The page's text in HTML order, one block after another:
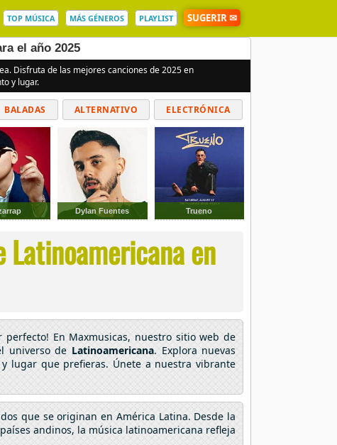
TOP MÚSICA MÁS GÉNEROS PLAYLIST SUGERIR ✉
el año 2025
Disfruta de las mejores canciones de 2025 en
y lugar.
BALADAS ALTERNATIVO ELECTRÓNICA
Dylan Fuentes Trueno
Latinoamericana en
perfecto! En Maxmusicas, nuestro sitio web de
universo de Latinoamericana. Explora nuevas
lugar que prefieras. Únete a nuestra vibrante
que se originan en América Latina. Desde la
andinos, la música latinoamericana refleja